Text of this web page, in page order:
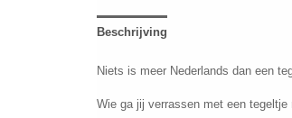
Beschrijving
Niets is meer Nederlands dan een
Wie ga jij verrassen met een